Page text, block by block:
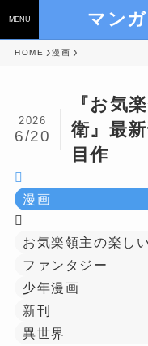
マン
MENU
HOME 漫画
『お気
衛』最
目作
2026
6/20
漫画
お気楽領主の楽し
ファンタジー
少年漫画
新刊
異世界